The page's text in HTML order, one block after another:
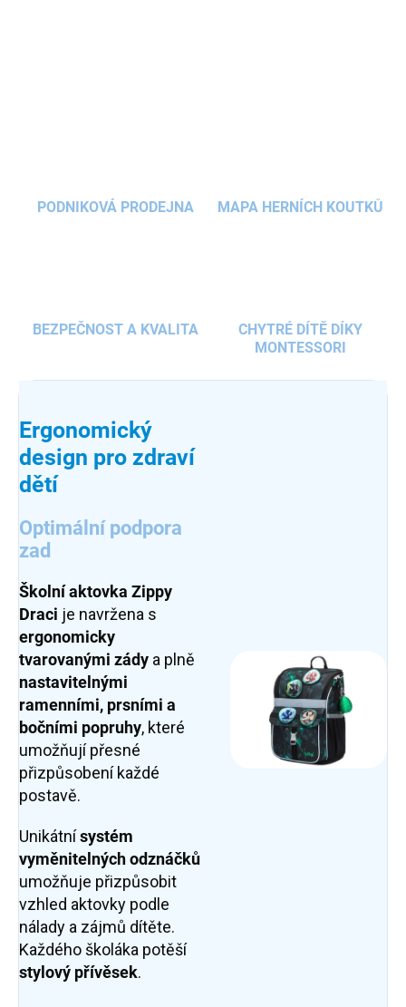
PODNIKOVÁ PRODEJNA MAPA HERNÍCH KOUTKŮ
BEZPEČNOST A KVALITA
CHYTRÉ DÍTĚ DÍKY
MONTESSORI
Ergonomický
design pro zdraví
dětí
Optimální podpora
zad
Školní aktovka Zippy
Draci je navržena s
ergonomicky
tvarovanými zády a plně
nastavitelnými
ramenními, prsními a
bočními popruhy, které
umožňují přesné
přizpůsobení každé
postavě.
Unikátnísystém
vyměnitelných odznáčků
umožňuje přizpůsobit
vzhled aktovky podle
nálady a zájmů dítěte.
Každého školáka potěší
stylový přívěsek.